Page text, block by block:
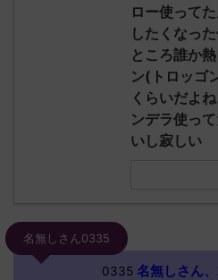
ロー使って
したくなっ
ところ誰か
ン(トロッゴ
くらいだよ
ンデラ使っ
いし寂しい
名無しさん0335
0335名無しさん